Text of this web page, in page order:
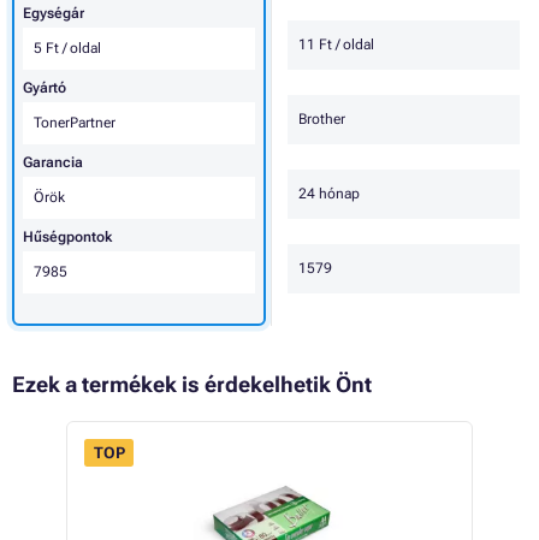
11 Ft / oldal
Brother
24 hónap
1579
Egységár
5 Ft / oldal
Gyártó
TonerPartner
Garancia
Örök
Hűségpontok
7985
Ezek a termékek is érdekelhetik Önt
TOP